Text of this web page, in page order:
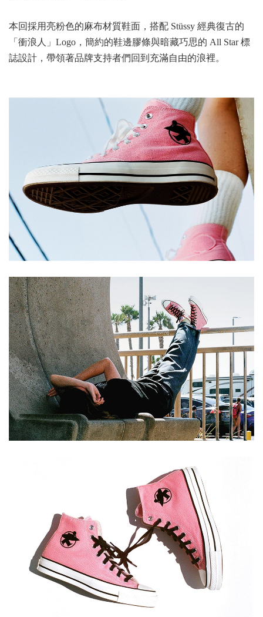
本回採用亮粉色的麻布材質鞋面，搭配 Stüssy 經典復古的
「衝浪人」Logo，簡約的鞋邊膠條與暗藏巧思的 All Star 標
誌設計，帶領著品牌支持者們回到充滿自由的浪裡。